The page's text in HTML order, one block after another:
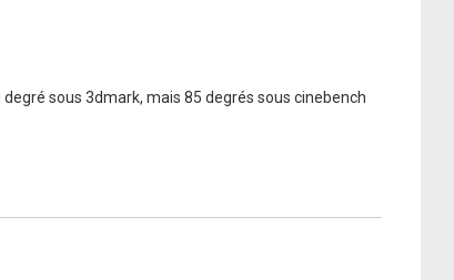
sous 3dmark, mais 85 degrés sous cinebench